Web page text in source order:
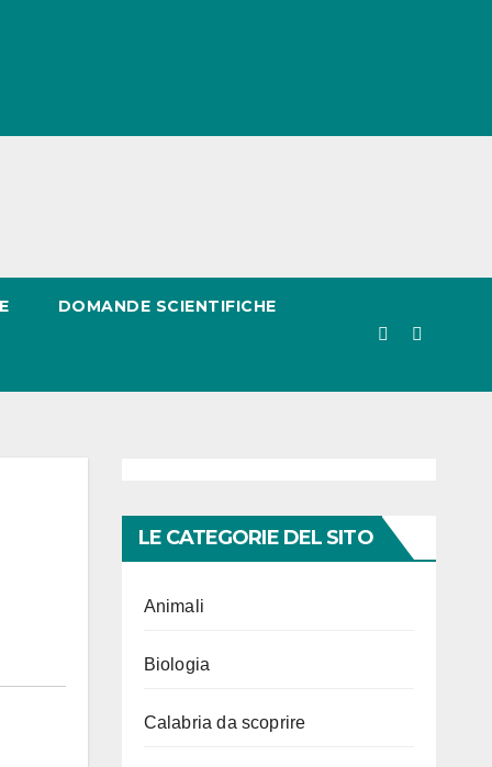
DOMANDE SCIENTIFICHE
LE CATEGORIE DEL SITO
Animali
Biologia
Calabria da scoprire